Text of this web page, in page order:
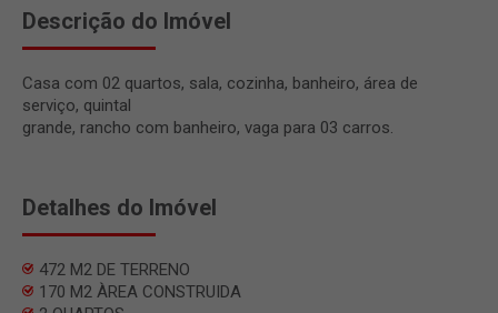
Descrição do Imóvel
Casa com 02 quartos, sala, cozinha, banheiro, área de
serviço, quintal
grande, rancho com banheiro, vaga para 03 carros.
Detalhes do Imóvel
472 M2 DE TERRENO
170 M2 ÀREA CONSTRUIDA